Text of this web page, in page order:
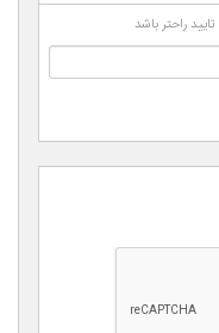
راحتر باشد